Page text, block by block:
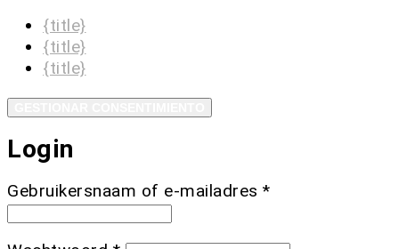
{title}
{title}
{title}
Login
Gebruikersnaam of e-mailadres *